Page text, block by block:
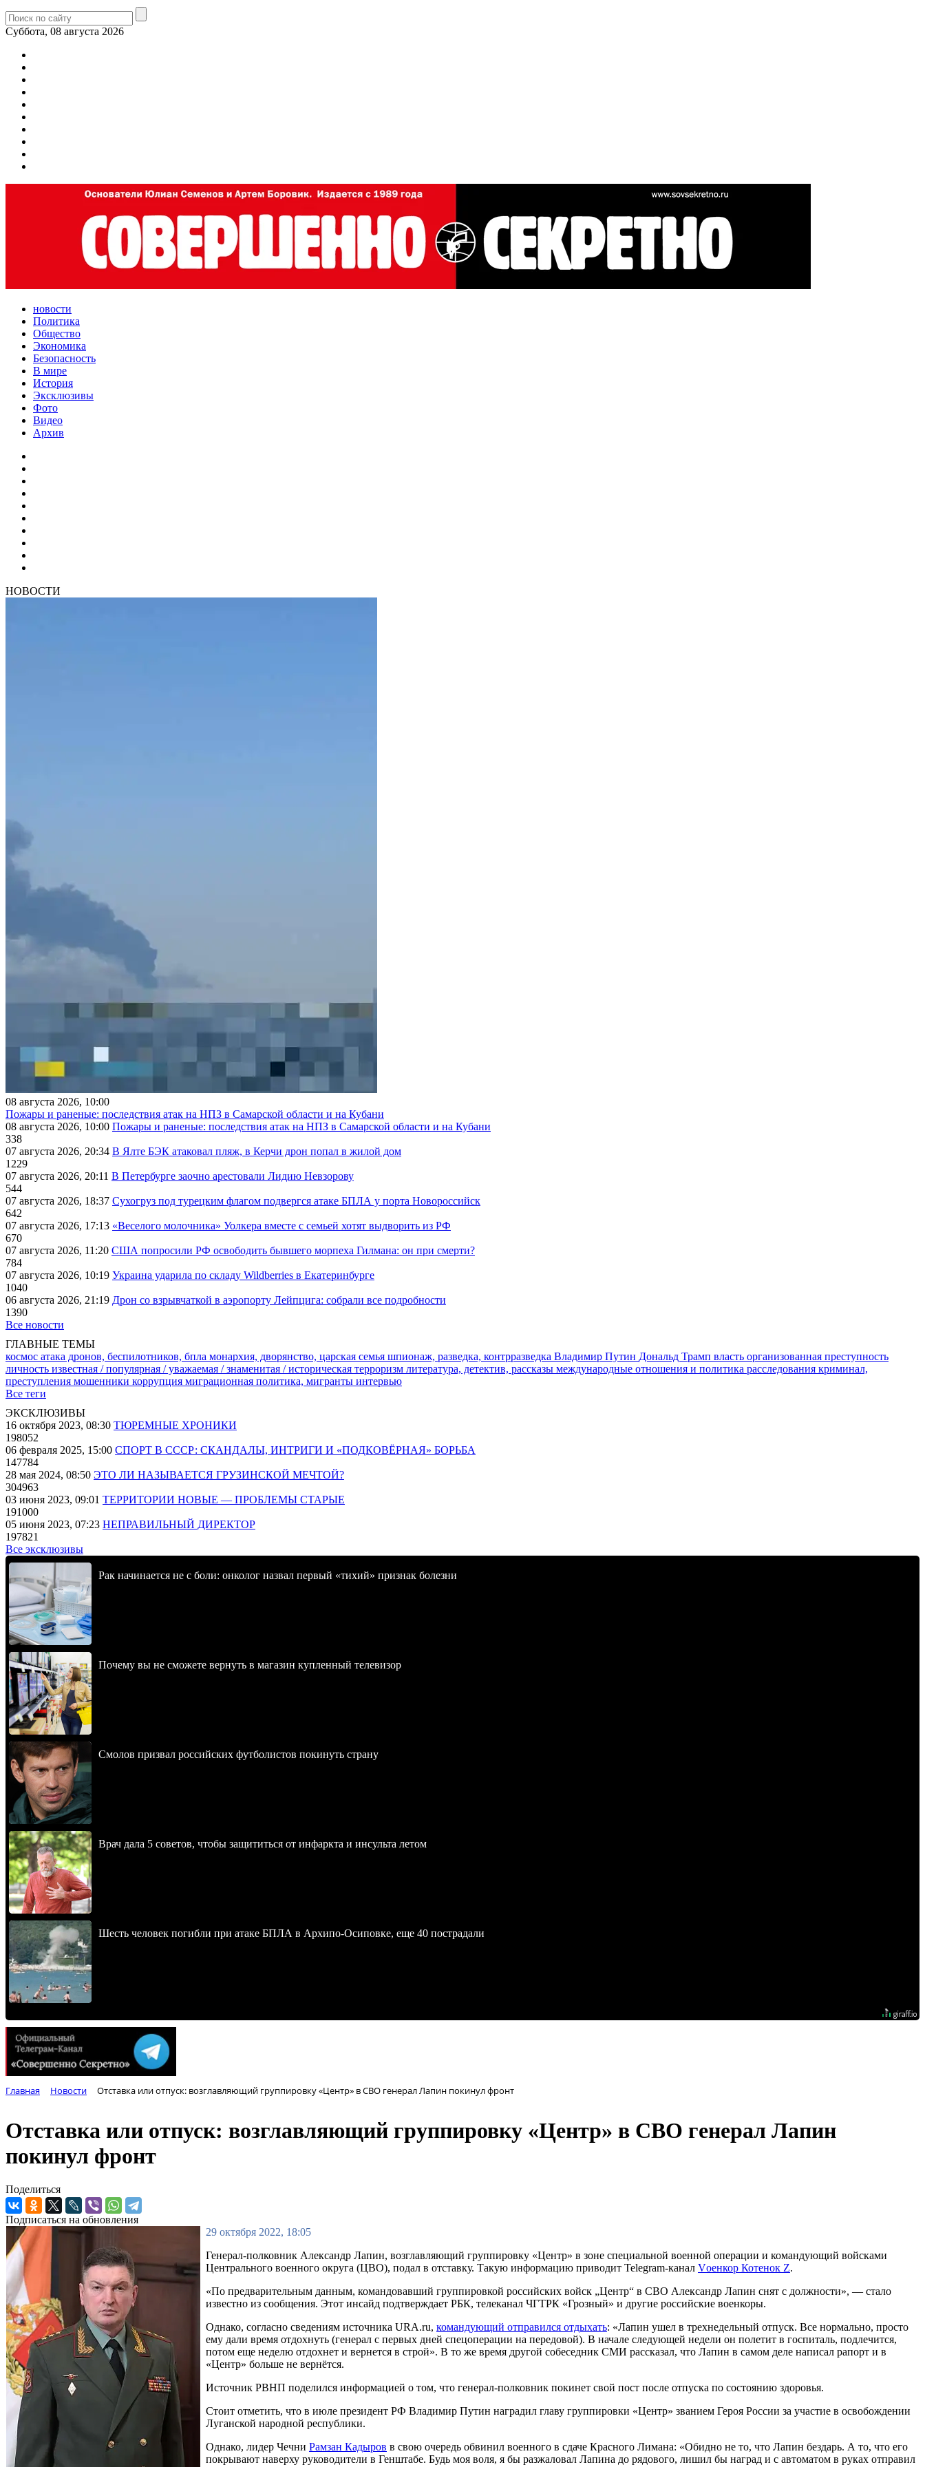
Суббота, 08 августа 2026
новости
Политика
Общество
Экономика
Безопасность
В мире
История
Эксклюзивы
Фото
Видео
Архив
НОВОСТИ
08 августа 2026, 10:00
Пожары и раненые: последствия атак на НПЗ в Самарской области и на Кубани
08 августа 2026, 10:00 Пожары и раненые: последствия атак на НПЗ в Самарской области и на Кубани
338
07 августа 2026, 20:34 В Ялте БЭК атаковал пляж, в Керчи дрон попал в жилой дом
1229
07 августа 2026, 20:11 В Петербурге заочно арестовали Лидию Невзорову
544
07 августа 2026, 18:37 Сухогруз под турецким флагом подвергся атаке БПЛА у порта Новороссийск
642
07 августа 2026, 17:13 «Веселого молочника» Уолкера вместе с семьей хотят выдворить из РФ
670
07 августа 2026, 11:20 США попросили РФ освободить бывшего морпеха Гилмана: он при смерти?
784
07 августа 2026, 10:19 Украина ударила по складу Wildberries в Екатеринбурге
1040
06 августа 2026, 21:19 Дрон со взрывчаткой в аэропорту Лейпцига: собрали все подробности
1390
Все новости
ГЛАВНЫЕ ТЕМЫ
космос атака дронов, беспилотников, бпла монархия, дворянство, царская семья шпионаж, разведка, контрразведка Владимир Путин Дональд Трамп власть организованная преступность
личность известная / популярная / уважаемая / знаменитая / историческая терроризм литература, детектив, рассказы международные отношения и политика расследования криминал,
преступления мошенники коррупция миграционная политика, мигранты интервью
Все теги
ЭКСКЛЮЗИВЫ
16 октября 2023, 08:30 ТЮРЕМНЫЕ ХРОНИКИ
198052
06 февраля 2025, 15:00 СПОРТ В СССР: СКАНДАЛЫ, ИНТРИГИ И «ПОДКОВЁРНАЯ» БОРЬБА
147784
28 мая 2024, 08:50 ЭТО ЛИ НАЗЫВАЕТСЯ ГРУЗИНСКОЙ МЕЧТОЙ?
304963
03 июня 2023, 09:01 ТЕРРИТОРИИ НОВЫЕ — ПРОБЛЕМЫ СТАРЫЕ
191000
05 июня 2023, 07:23 НЕПРАВИЛЬНЫЙ ДИРЕКТОР
197821
Все эксклюзивы
Рак начинается не с боли: онколог назвал первый «тихий» признак болезни
Почему вы не сможете вернуть в магазин купленный телевизор
Смолов призвал российских футболистов покинуть страну
Врач дала 5 советов, чтобы защититься от инфаркта и инсульта летом
Шесть человек погибли при атаке БПЛА в Архипо-Осиповке, еще 40 пострадали
Главная Новости Отставка или отпуск: возглавляющий группировку «Центр» в СВО генерал Лапин покинул фронт
Отставка или отпуск: возглавляющий группировку «Центр» в СВО генерал Лапин
покинул фронт
Поделиться
Подписаться на обновления
29 октября 2022, 18:05
Генерал-полковник Александр Лапин, возглавляющий группировку «Центр» в зоне специальной военной операции и командующий войсками
Центрального военного округа (ЦВО), подал в отставку. Такую информацию приводит Telegram-канал Vоенкор Котенок Z.
«По предварительным данным, командовавший группировкой российских войск „Центр“ в СВО Александр Лапин снят с должности», — стало
известно из сообщения. Этот инсайд подтверждает РБК, телеканал ЧГТРК «Грозный» и другие российские военкоры.
Однако, согласно сведениям источника URA.ru, командующий отправился отдыхать: «Лапин ушел в трехнедельный отпуск. Все нормально, просто
ему дали время отдохнуть (генерал с первых дней спецоперации на передовой). В начале следующей недели он полетит в госпиталь, подлечится,
потом еще неделю отдохнет и вернется в строй». В то же время другой собеседник СМИ рассказал, что Лапин в самом деле написал рапорт и в
«Центр» больше не вернётся.
Источник РВНП поделился информацией о том, что генерал-полковник покинет свой пост после отпуска по состоянию здоровья.
Стоит отметить, что в июле президент РФ Владимир Путин наградил главу группировки «Центр» званием Героя России за участие в освобождении
Луганской народной республики.
Однако, лидер Чечни Рамзан Кадыров в свою очередь обвинил военного в сдаче Красного Лимана: «Обидно не то, что Лапин бездарь. А то, что его
покрывают наверху руководители в Генштабе. Будь моя воля, я бы разжаловал Лапина до рядового, лишил бы наград и с автоматом в руках отправил